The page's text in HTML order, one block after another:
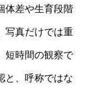
体差や生育段階
写真だけでは重
短時間の観察で
と、呼称ではな